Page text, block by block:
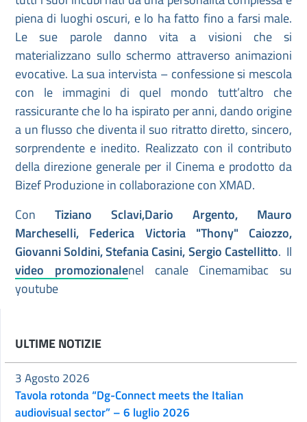
piena di luoghi oscuri, e lo ha fatto fino a farsi male.
Le sue parole danno vita a visioni che si
materializzano sullo schermo attraverso animazioni
evocative. La sua intervista – confessione si mescola
con le immagini di quel mondo tutt’altro che
rassicurante che lo ha ispirato per anni, dando origine
a un flusso che diventa il suo ritratto diretto, sincero,
sorprendente e inedito. Realizzato con il contributo
della direzione generale per il Cinema e prodotto da
Bizef Produzione in collaborazione con XMAD.
Con Tiziano Sclavi,Dario Argento, Mauro
Marcheselli, Federica Victoria "Thony" Caiozzo,
Giovanni Soldini, Stefania Casini, Sergio Castellitto. Il
video promozionalenel canale Cinemamibac su
youtube
ULTIME NOTIZIE
Tavola rotonda “Dg-Connect meets the Italian
audiovisual sector” – 6 luglio 2026
3 Agosto 2026